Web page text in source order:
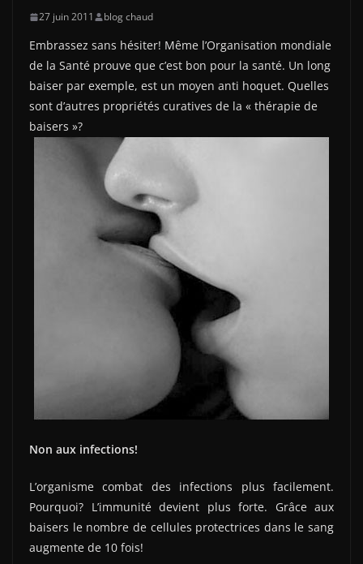
27 juin 2011 blog chaud
Embrassez sans hésiter! Même l’Organisation mondiale
de la Santé prouve que c’est bon pour la santé. Un long
baiser par exemple, est un moyen anti hoquet. Quelles
sont d’autres propriétés curatives de la « thérapie de
baisers »?
Non aux infections!
L’organisme combat des infections plus facilement.
Pourquoi? L’immunité devient plus forte. Grâce aux
baisers le nombre de cellules protectrices dans le sang
augmente de 10 fois!